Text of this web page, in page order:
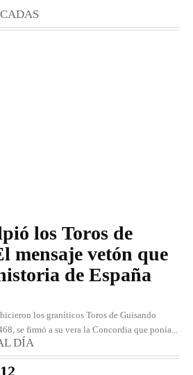
los Toros de
mensaje vetón que
de España
se firmó a su vera la Concordia que ponía...
DÍA